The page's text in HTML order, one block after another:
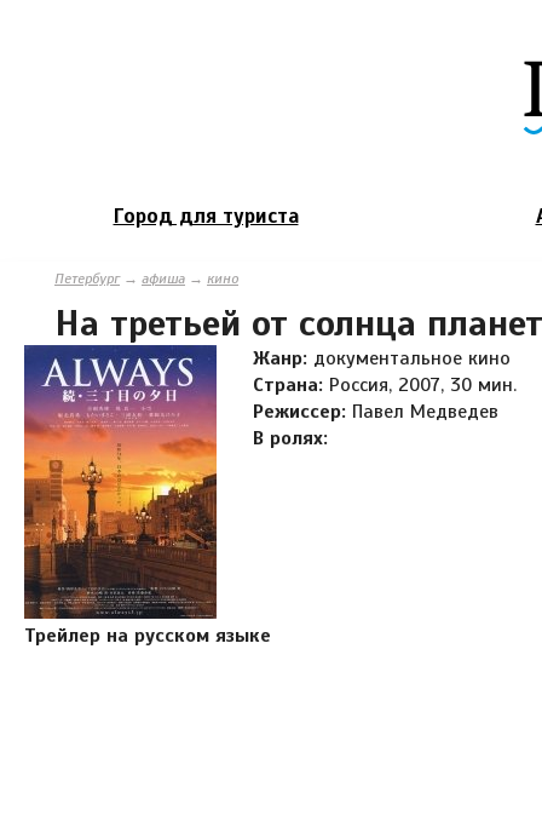
Город для туриста
Петербург→ афиша → кино
На третьей от солнца
Жанр: документальное кино
Страна: Россия, 2007, 30 мин.
Режиссер: Павел Медведев
В ролях:
Трейлер на русском языке